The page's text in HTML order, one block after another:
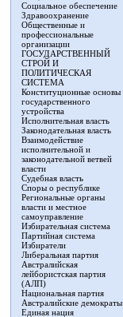
Социальное обеспечение
Здравоохранение
Общественные и
профессиональные
организации
ГОСУДАРСТВЕННЫЙ
СТРОЙ И
ПОЛИТИЧЕСКАЯ
СИСТЕМА
Конституционные основы
государственного
устройства
Исполнительная власть
Законодательная власть
Взаимодействие
исполнительной и
законодательной ветвей
власти
Судебная власть
Споры о республике
Региональные органы
власти и местное
самоуправление
Избирательная система
Партийная система
Избиратели
Либеральная партия
Австралийская
лейбористская партия
(АЛП)
Национальная партия
Австралийские демократы
Единая нация